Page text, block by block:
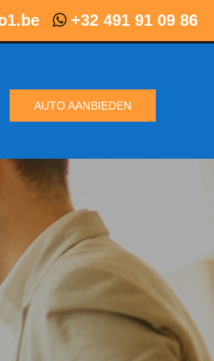
+32 491 91 09 86
AUTO AANBIEDEN